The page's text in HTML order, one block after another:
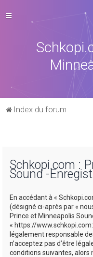
Index du forum
Schkopi.com :
Sound -
En accédant à «
(désigné ci-après par «
Prince et Minneapolis
« https://
légalement responsable
n’acceptez pas d’être
conditions suivantes, alors